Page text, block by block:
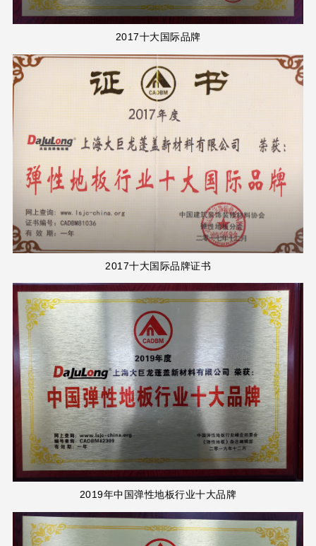
2017十大国际品牌
2017十大国际品牌证书
2019年中国弹性地板行业十大品牌